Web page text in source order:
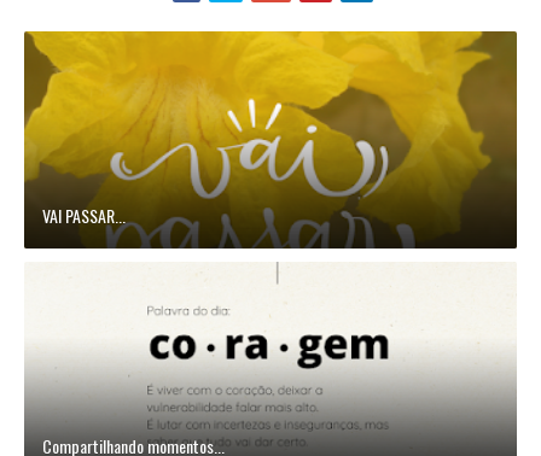
VAI PASSAR...
Compartilhando momentos...